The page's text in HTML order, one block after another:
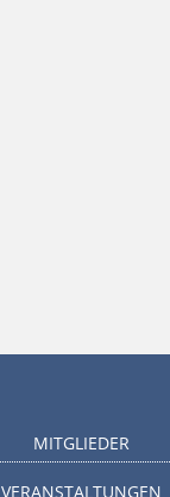
MITGLIEDER
VERANSTALTUNGEN